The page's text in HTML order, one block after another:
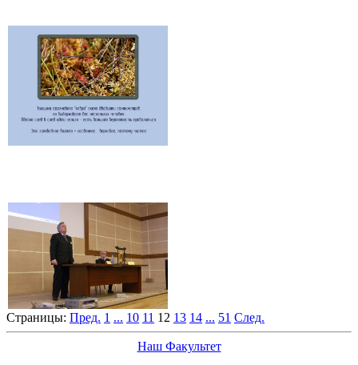
Страницы: Пред. 1 ... 10 11 12 13 14 ... 51 След.
Наш Факультет